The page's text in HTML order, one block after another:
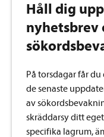
Håll dig
nyhetsbrev
På torsdagar får
de senaste
av
skräddarsy ditt
specifika lagrum,